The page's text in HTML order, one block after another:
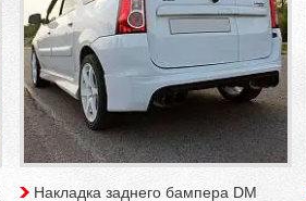
Накладка заднего бампера DM